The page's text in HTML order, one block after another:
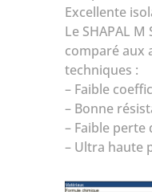
Excellente
Le SHAPAL
comparé aux
techniques :
– Faible
– Bonne
– Faible
– Ultra haute